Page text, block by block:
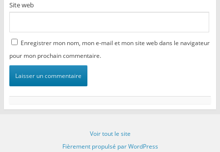
Site web
Enregistrer mon nom, mon e-mail et mon site web dans le navigateur
pour mon prochain commentaire.
Voir tout le site
Fièrement propulsé par WordPress